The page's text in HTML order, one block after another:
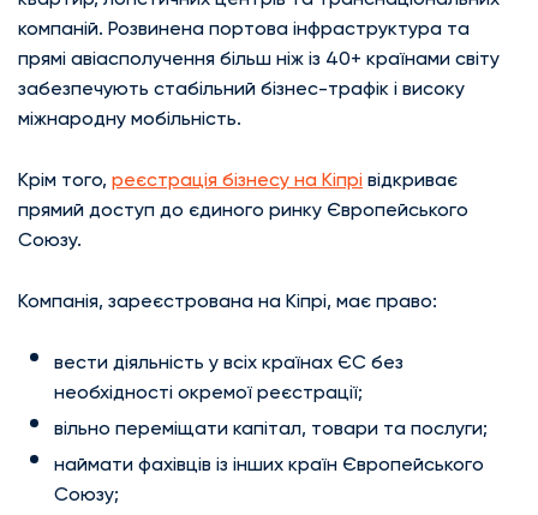
компаній. Розвинена портова інфраструктура та
прямі авіасполучення більш ніж із 40+ країнами світу
забезпечують стабільний бізнес-трафік і високу
міжнародну мобільність.
Крім того, реєстрація бізнесу на Кіпрі відкриває
прямий доступ до єдиного ринку Європейського
Союзу.
Компанія, зареєстрована на Кіпрі, має право:
вести діяльність у всіх країнах ЄС без
необхідності окремої реєстрації;
вільно переміщати капітал, товари та послуги;
наймати фахівців із інших країн Європейського
Союзу;